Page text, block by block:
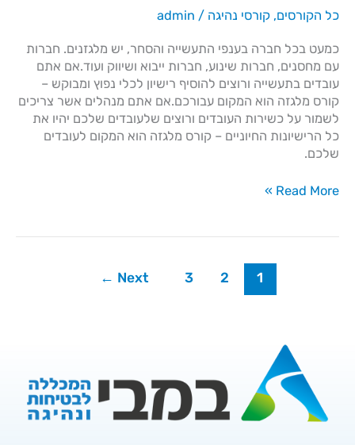
כל הקורסים, קורסי נהיגה /
admin
כמעט בכל חברה בענפי התעשייה והסחר, יש מלגזנים. חברות
עם מחסנים, חברות שינוע, חברות ייבוא ושיווק ועוד.אם אתם
עובדים בתעשייה ורוצים להוסיף רישיון לכלי נפוץ ומבוקש –
קורס מלגזה הוא המקום עבורכם.אם אתם מנהלים אשר צריכים
לשמור על כשירות העובדים ורוצים שלעובדים שלכם יהיו את
כל הרישיונות החיוניים – קורס מלגזה הוא המקום לעובדים
שלכם.
Read More »
1
2
3
Next
←